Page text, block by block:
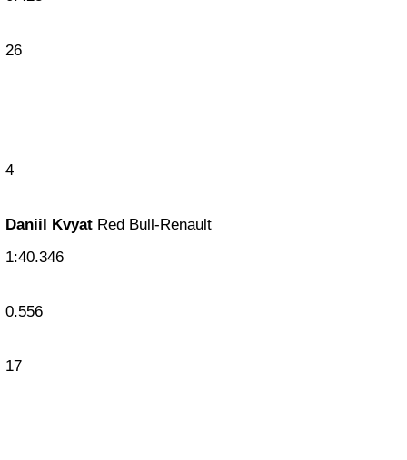
26
4
Daniil Kvyat Red Bull-Renault
1:40.346
0.556
17